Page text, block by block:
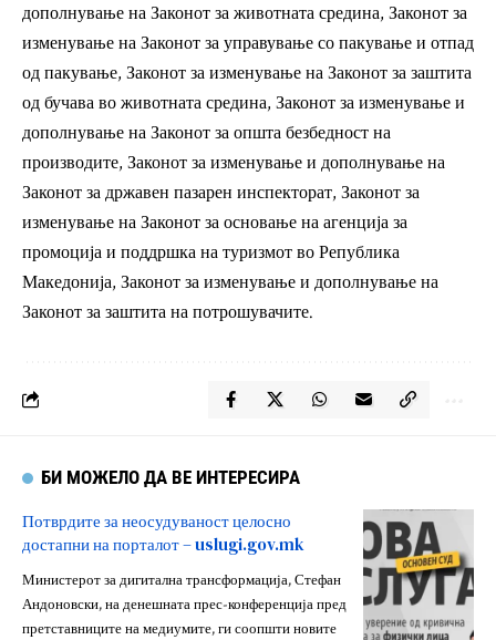
дополнување на Законот за животната средина, Законот за
изменување на Законот за управување со пакување и отпад
од пакување, Законот за изменување на Законот за заштита
од бучава во животната средина, Законот за изменување и
дополнување на Законот за општа безбедност на
производите, Законот за изменување и дополнување на
Законот за државен пазарен инспекторат, Законот за
изменување на Законот за основање на агенција за
промоција и поддршка на туризмот во Република
Македонија, Законот за изменување и дополнување на
Законот за заштита на потрошувачите.
БИ МОЖЕЛО ДА ВЕ ИНТЕРЕСИРА
Потврдите за неосудуваност целосно
достапни на порталот – uslugi.gov.mk
Министерот за дигитална трансформација, Стефан
Андоновски, на денешната прес-конференција пред
претставниците на медиумите, ги соопшти новите